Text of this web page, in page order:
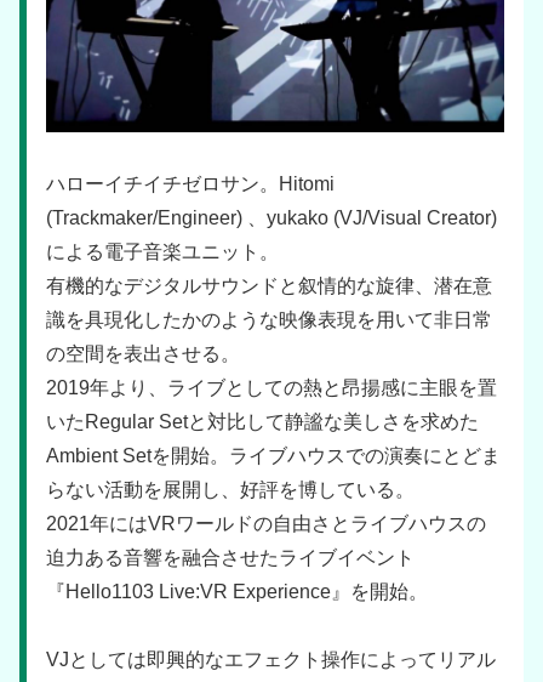
ハローイチイチゼロサン。Hitomi
(Trackmaker/Engineer) 、yukako (VJ/Visual Creator)
による電子音楽ユニット。
有機的なデジタルサウンドと叙情的な旋律、潜在意
識を具現化したかのような映像表現を用いて非日常
の空間を表出させる。
2019年より、ライブとしての熱と昂揚感に主眼を置
いたRegular Setと対比して静謐な美しさを求めた
Ambient Setを開始。ライブハウスでの演奏にとどま
らない活動を展開し、好評を博している。
2021年にはVRワールドの自由さとライブハウスの
迫力ある音響を融合させたライブイベント
『Hello1103 Live:VR Experience』を開始。
VJとしては即興的なエフェクト操作によってリアル